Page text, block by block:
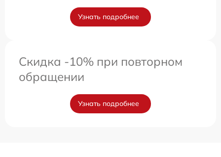
Узнать подробнее
Скидка -10% при повторном
обращении
Узнать подробнее